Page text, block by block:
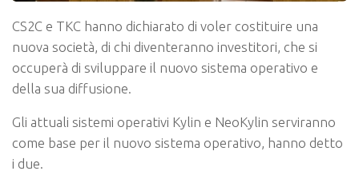
CS2C e TKC hanno dichiarato di voler costituire una
nuova società, di chi diventeranno investitori, che si
occuperà di sviluppare il nuovo sistema operativo e
della sua diffusione.
Gli attuali sistemi operativi Kylin e NeoKylin serviranno
come base per il nuovo sistema operativo, hanno detto
i due.